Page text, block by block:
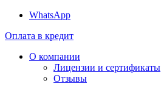
WhatsApp
Оплата в кредит
О компании
Лицензии и сертификаты
Отзывы